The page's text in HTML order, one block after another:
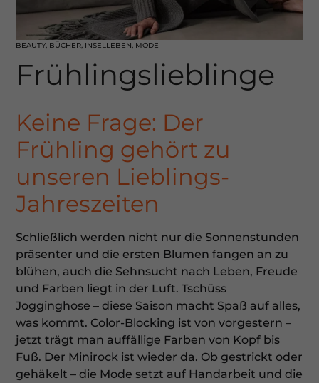
BEAUTY, BÜCHER, INSELLEBEN, MODE
Frühlingslieblinge
Keine Frage: Der
Frühling gehört zu
unseren Lieblings-
Jahreszeiten
Schließlich werden nicht nur die Sonnenstunden
präsenter und die ersten Blumen fangen an zu
blühen, auch die Sehnsucht nach Leben, Freude
und Farben liegt in der Luft. Tschüss
Jogginghose – diese Saison macht Spaß auf alles,
was kommt. Color-Blocking ist von vorgestern –
jetzt trägt man auffällige Farben von Kopf bis
Fuß. Der Minirock ist wieder da. Ob gestrickt oder
gehäkelt – die Mode setzt auf Handarbeit und die